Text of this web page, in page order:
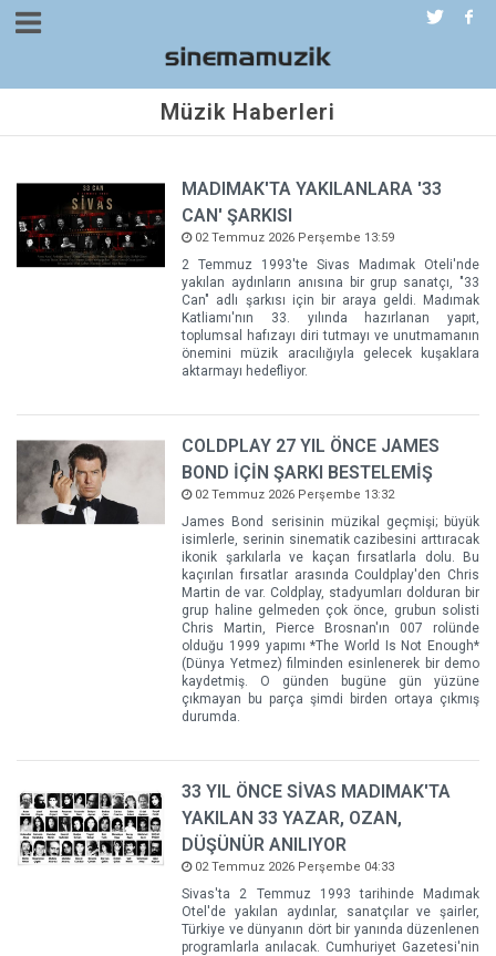
Müzik Haberleri
MADIMAK'TA YAKILANLARA '33
CAN' ŞARKISI
02 Temmuz 2026 Perşembe 13:59
2 Temmuz 1993'te Sivas Madımak Oteli'nde
yakılan aydınların anısına bir grup sanatçı, "33
Can" adlı şarkısı için bir araya geldi. Madımak
Katliamı'nın 33. yılında hazırlanan yapıt,
toplumsal hafızayı diri tutmayı ve unutmamanın
önemini müzik aracılığıyla gelecek kuşaklara
aktarmayı hedefliyor.
COLDPLAY 27 YIL ÖNCE JAMES
BOND İÇİN ŞARKI BESTELEMİŞ
02 Temmuz 2026 Perşembe 13:32
James Bond serisinin müzikal geçmişi; büyük
isimlerle, serinin sinematik cazibesini arttıracak
ikonik şarkılarla ve kaçan fırsatlarla dolu. Bu
kaçırılan fırsatlar arasında Couldplay'den Chris
Martin de var. Coldplay, stadyumları dolduran bir
grup haline gelmeden çok önce, grubun solisti
Chris Martin, Pierce Brosnan'ın 007 rolünde
olduğu 1999 yapımı *The World Is Not Enough*
(Dünya Yetmez) filminden esinlenerek bir demo
kaydetmiş. O günden bugüne gün yüzüne
çıkmayan bu parça şimdi birden ortaya çıkmış
durumda.
33 YIL ÖNCE SİVAS MADIMAK'TA
YAKILAN 33 YAZAR, OZAN,
DÜŞÜNÜR ANILIYOR
02 Temmuz 2026 Perşembe 04:33
Sivas'ta 2 Temmuz 1993 tarihinde Madımak
Otel'de yakılan aydınlar, sanatçılar ve şairler,
Türkiye ve dünyanın dört bir yanında düzenlenen
programlarla anılacak. Cumhuriyet Gazetesi'nin